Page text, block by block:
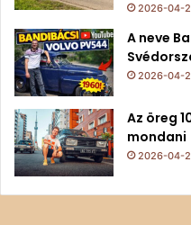
2026-04-
A neve
2026-04-
Az öreg
mondani
2026-04-